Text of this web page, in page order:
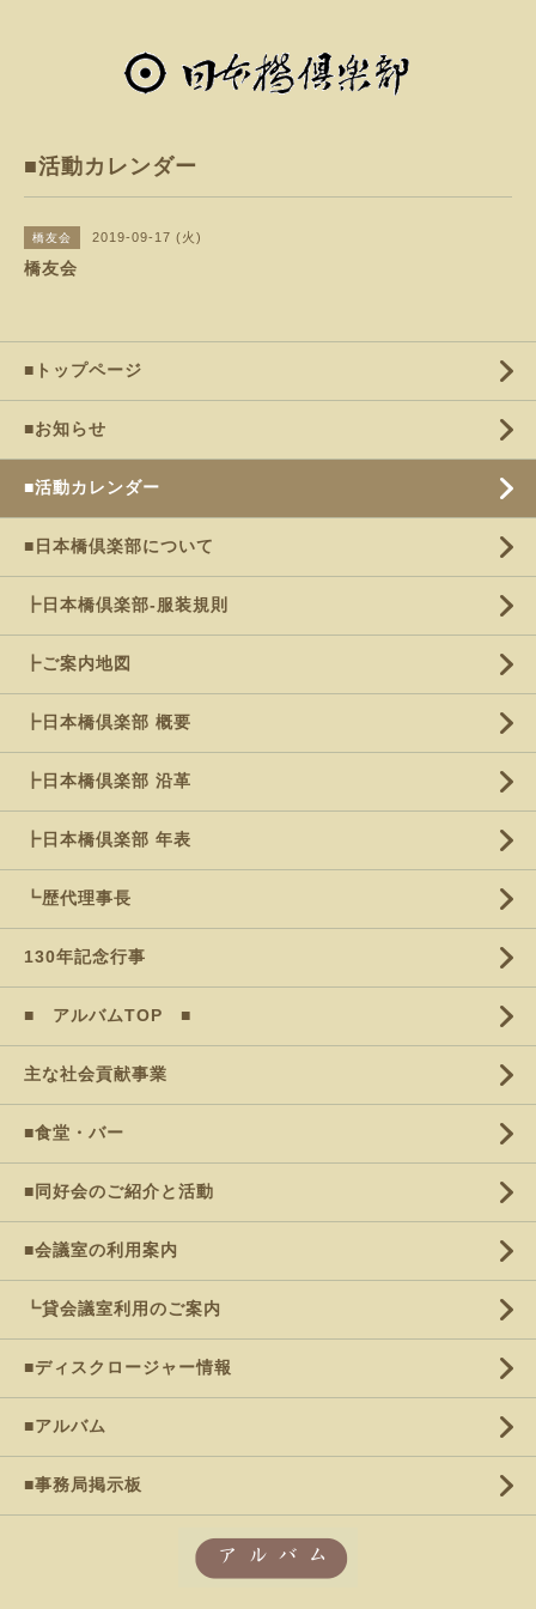
■活動カレンダー
橋友会 2019-09-17 (火)
橋友会
■トップページ
■お知らせ
■活動カレンダー
■日本橋倶楽部について
┣日本橋倶楽部-服装規則
┣ご案内地図
┣日本橋倶楽部 概要
┣日本橋倶楽部 沿革
┣日本橋倶楽部 年表
┗歴代理事長
130年記念行事
■ アルバムTOP ■
主な社会貢献事業
■食堂・バー
■同好会のご紹介と活動
■会議室の利用案内
┗貸会議室利用のご案内
■ディスクロージャー情報
■アルバム
■事務局掲示板